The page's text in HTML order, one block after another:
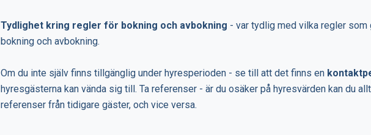
Tydlighet kring regler för bokning och avbokning - var tydlig med vilka regler som
bokning och avbokning.
Om du inte själv finns tillgänglig under hyresperioden - se till att det finns en
hyresgästerna kan vända sig till. Ta referenser - är du osäker på hyresvärden kan du
referenser från tidigare gäster, och vice versa.